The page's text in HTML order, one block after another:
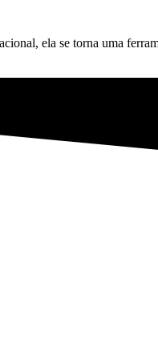
ela se torna uma